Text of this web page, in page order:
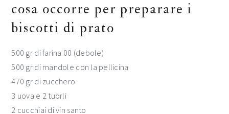
cosa occorre per preparare i
biscotti di prato
500 gr di farina 00 (debole)
500 gr di mandole con la pellicina
470 gr di zucchero
3 uova e 2 tuorli
2 cucchiai di vin santo